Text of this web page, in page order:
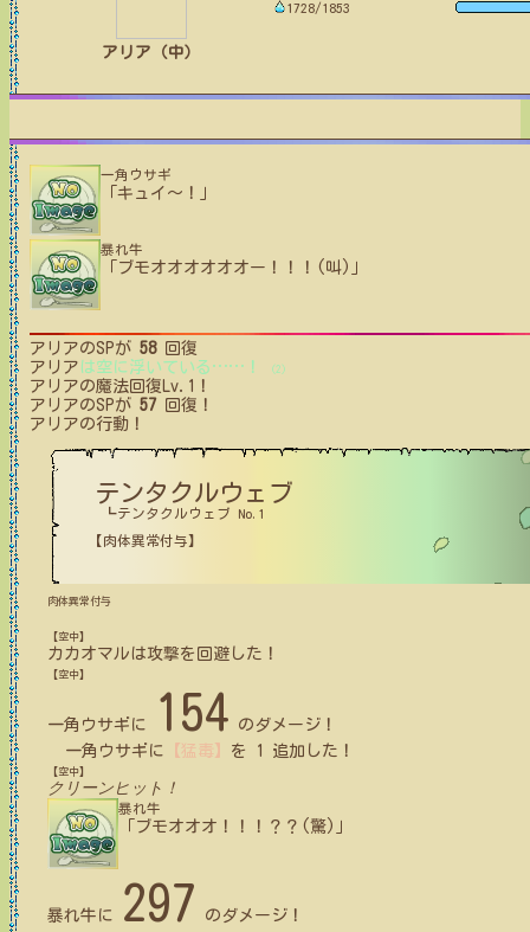
アリア（中）
1728/1853
一角ウサギ
「キュイ〜！」
暴れ牛
「ブモオオオオオオー！！！(叫)」
アリアのSPが 58回復
アリア は空に浮いている …… ！ (2)
アリアの魔法回復Lv.1！
アリアのSPが 57 回復！
アリアの行動！
テンタクルウェブ
┗テンタクルウェブ No.1
【肉体異常付与】
肉体異常付与
【空中】
カカオマルは攻撃を回避した！
【空中】
一角ウサギ に 154 のダメージ！
一角ウサギ に 【猛毒】 を 1 追加した！
【空中】
クリーンヒット！
暴れ牛
「ブモオオオ！！！？？(驚)」
暴れ牛 に 297
のダメージ！